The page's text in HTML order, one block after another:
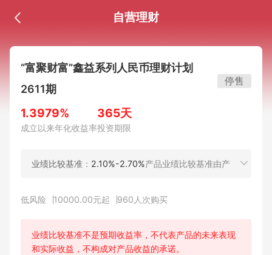
自营理财
“富聚财富”鑫益系列人民币理财计划
2611期
停售
1.3979%
成立以来年化收益率
365天
投资期限
业绩比较基准： 2.10%-2.70%产品业绩比较基准由产
出。该业绩比较基准仅作为产品投资管理的业绩比较基
保证。业绩比较基准用于确定产品管理人是否收取超额
业绩报酬(如有)，投资者所能获得的最终收益以产品管
低风险 10000.00元起 960 人次购买
业绩比较基准不是预期收益率，不代表产品的未来表现
和实际收益，不构成对产品收益的承诺。